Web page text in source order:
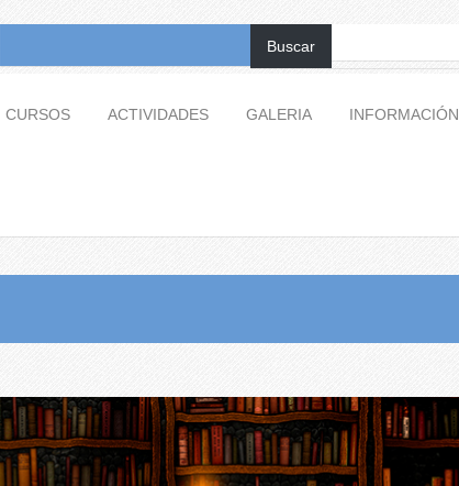
Buscar
CURSOS ACTIVIDADES GALERIA INFORMACIÓN